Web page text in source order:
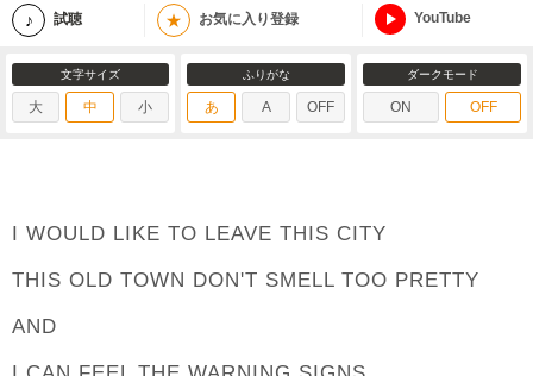
試聴 ★ お気に入り登録 YouTube
文字サイズ
大 中 小
ふりがな
あ A OFF
ダークモード
ON OFF
I WOULD LIKE TO LEAVE THIS CITY
THIS OLD TOWN DON'T SMELL TOO PRETTY
AND